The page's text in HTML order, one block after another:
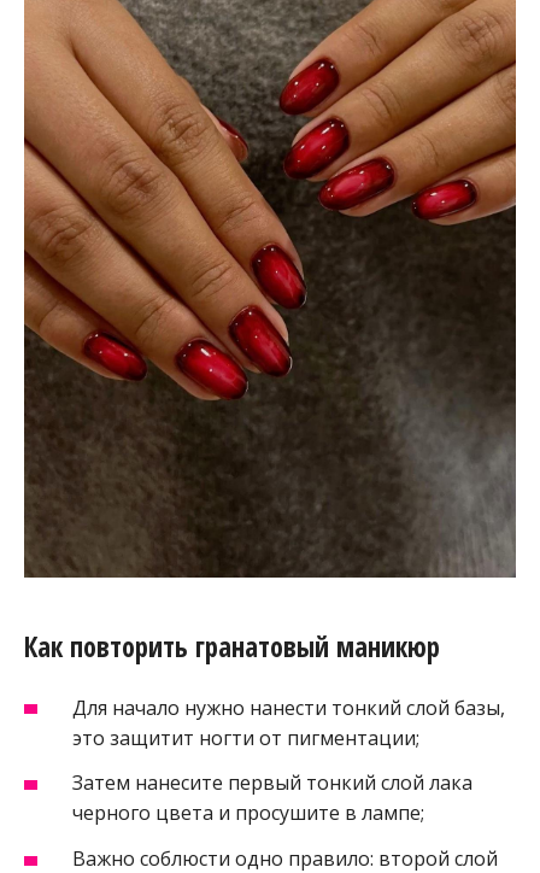
Как повторить гранатовый маникюр
Для начало нужно нанести тонкий слой базы,
это защитит ногти от пигментации;
Затем нанесите первый тонкий слой лака
черного цвета и просушите в лампе;
Важно соблюсти одно правило: второй слой